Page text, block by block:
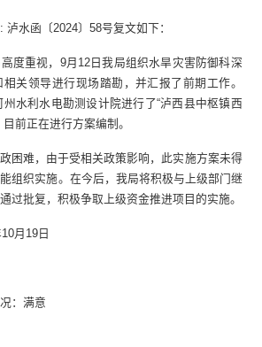
水函〔2024〕58号复文如下：
度重视，9月12日我局组织水旱灾害防御科深
关领导进行现场踏勘，并汇报了前期工作。
水利水电勘测设计院进行了“泸西县中枢镇西
前正在进行方案编制。
困难，由于受相关政策影响，此实施方案未得
组织实施。在今后，我局将积极与上级部门继
过批复，积极争取上级资金推进项目的实施。
月19日
：满意